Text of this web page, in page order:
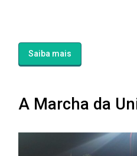
Saiba mais
A Marcha da